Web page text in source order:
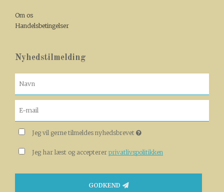
Om os
Handelsbetingelser
Nyhedstilmelding
Jeg vil gerne tilmeldes nyhedsbrevet
Jeg har læst og acceptererprivatlivspolitikken
GODKEND